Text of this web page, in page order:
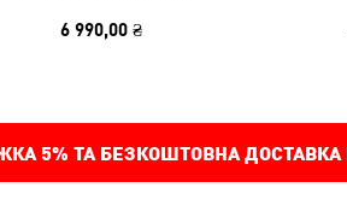
6 990,00 ₴
5% ТА БЕЗКОШТОВНА ДОСТАВКА